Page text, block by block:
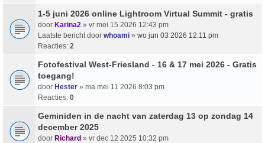
1-5 juni 2026 online Lightroom Virtual Summit - gratis
door Karina2 » vr mei 15 2026 12:43 pm
Laatste bericht door whoami » wo jun 03 2026 12:11 pm
Reacties: 2
Fotofestival West-Friesland - 16 & 17 mei 2026 - Gratis
toegang!
door Hester » ma mei 11 2026 8:03 pm
Reacties: 0
Geminiden in de nacht van zaterdag 13 op zondag 14
december 2025
door Richard » vr dec 12 2025 10:32 pm